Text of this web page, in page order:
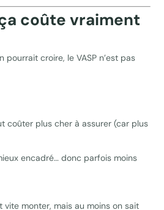
coûte vraiment
pourrait croire, le VASP n’est pas
coûter plus cher à assurer (car plus
encadré… donc parfois moins
vite monter, mais au moins on sait